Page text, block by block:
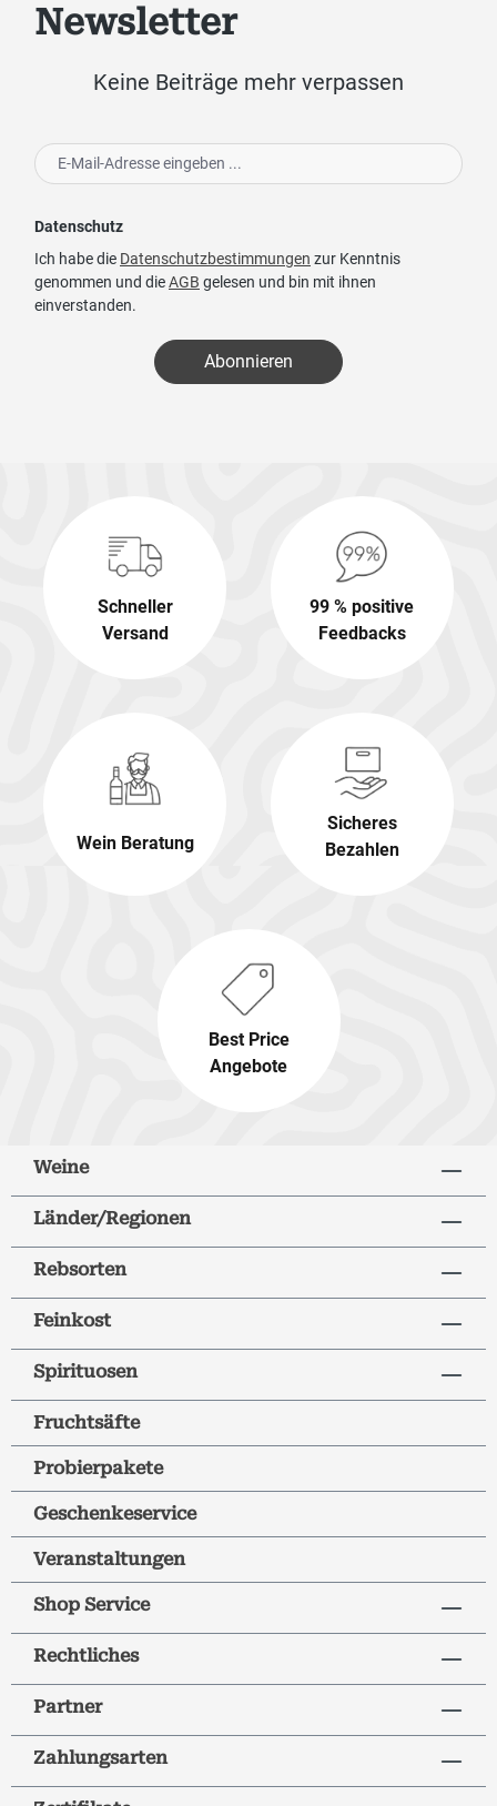
Newsletter
Keine Beiträge mehr verpassen
Datenschutz
Ich habe die Datenschutzbestimmungen zur Kenntnis
genommen und dieAGB gelesen und bin mit ihnen
einverstanden.
Abonnieren
Schneller
Versand
99 % positive
Feedbacks
Wein Beratung
Sicheres
Bezahlen
Best Price
Angebote
Weine
Länder/Regionen
Rebsorten
Feinkost
Spirituosen
Fruchtsäfte
Probierpakete
Geschenkeservice
Veranstaltungen
Shop Service
Rechtliches
Partner
Zahlungsarten